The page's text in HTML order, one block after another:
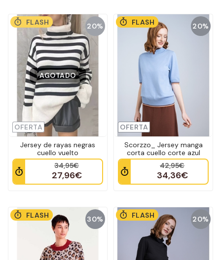
20%
OFERTA
FLASH
AGOTADO
Jersey de rayas negras
cuello vuelto
34,95€
27,96€
20%
OFERTA
FLASH
Scorzzo_ Jersey manga
corta cuello corte azul
42,95€
34,36€
30%
FLASH 20%
FLASH